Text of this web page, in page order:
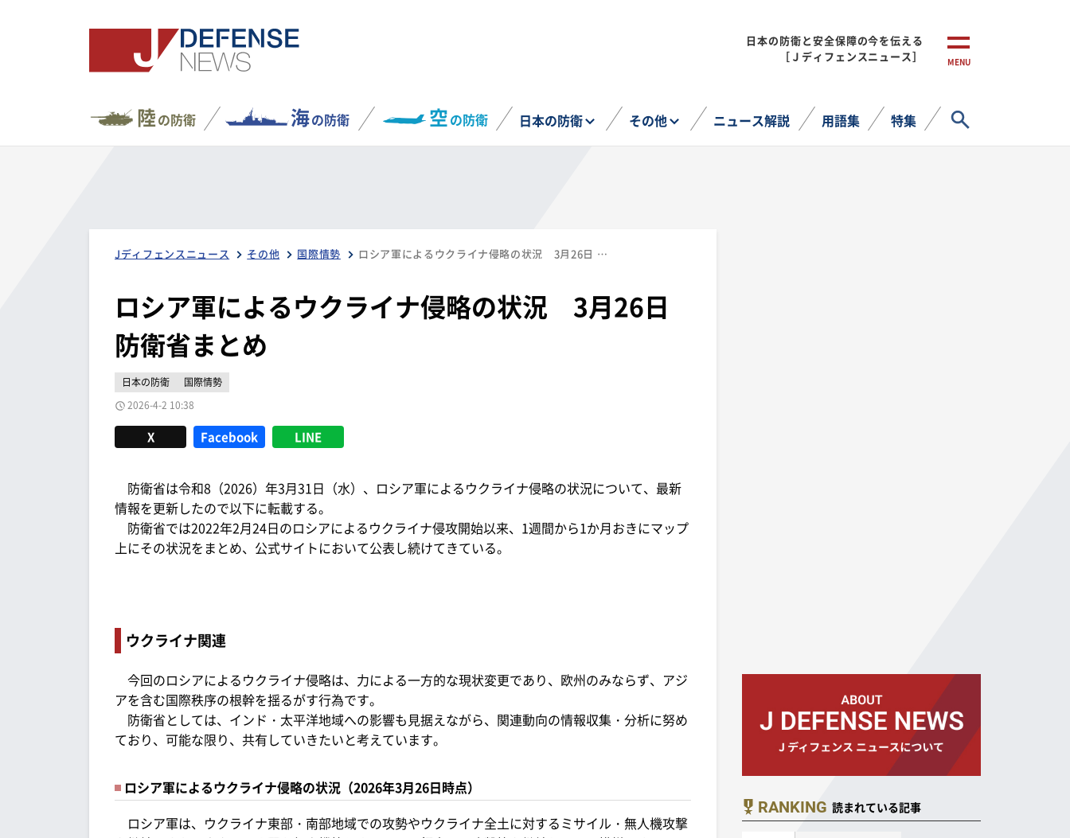
日本の防衛と安全保障の今を伝える
［Ｊディフェンスニュース］
MENU
陸の防衛 海の防衛 空の防衛 日本の防衛 その他 ニュース解説 用語集 特集
Jディフェンスニュース その他 国際情勢 ロシア軍によるウクライナ侵略の状況 3月26日 防衛省まとめ
ロシア軍によるウクライナ侵略の状況 3月26日
防衛省まとめ
日本の防衛
国際情勢
2026-4-2 10:38
X Facebook LINE
防衛省は令和8（2026）年3月31日（水）、ロシア軍によるウクライナ侵略の状況について、最新
情報を更新したので以下に転載する。
防衛省では2022年2月24日のロシアによるウクライナ侵攻開始以来、1週間から1か月おきにマップ
上にその状況をまとめ、公式サイトにおいて公表し続けてきている。
ウクライナ関連
今回のロシアによるウクライナ侵略は、力による一方的な現状変更であり、欧州のみならず、アジ
アを含む国際秩序の根幹を揺るがす行為です。
防衛省としては、インド・太平洋地域への影響も見据えながら、関連動向の情報収集・分析に努め
ており、可能な限り、共有していきたいと考えています。
ロシア軍によるウクライナ侵略の状況（2026年3月26日時点）
ロシア軍は、ウクライナ東部・南部地域での攻勢やウクライナ全土に対するミサイル・無人機攻撃
RANKING 読まれている記事